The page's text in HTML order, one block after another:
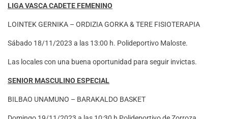
LIGA VASCA CADETE FEMENINO
LOINTEK GERNIKA – ORDIZIA GORKA & TERE FISIOTERAPIA
Sábado 18/11/2023 a las 13:00 h. Polideportivo Maloste.
Las locales con una buena oportunidad para seguir invictas.
SENIOR MASCULINO ESPECIAL
BILBAO UNAMUNO – BARAKALDO BASKET